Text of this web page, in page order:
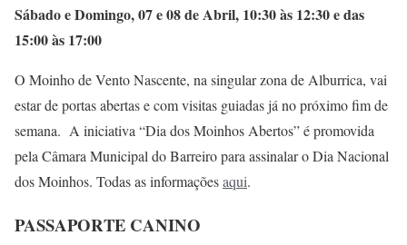
Sábado e Domingo, 07 e 08 de Abril, 10:30 às 12:30 e das
15:00 às 17:00
O Moinho de Vento Nascente, na singular zona de Alburrica, vai
estar de portas abertas e com visitas guiadas já no próximo fim de
semana. A iniciativa “Dia dos Moinhos Abertos” é promovida
pela Câmara Municipal do Barreiro para assinalar o Dia Nacional
dos Moinhos. Todas as informaçõesaqui.
PASSAPORTE CANINO